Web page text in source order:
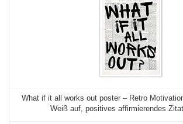
What if it all works out poster – Retro
Weiß auf, positives affirmierendes